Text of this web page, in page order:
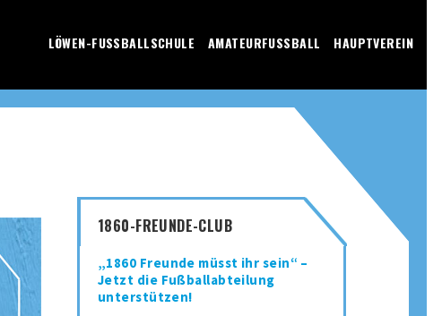
LÖWEN-FUSSBALLSCHULE AMATEURFUSSBALL HAUPTVEREIN
1860-FREUNDE-CLUB
„1860 Freunde müsst ihr sein“ –
Jetzt die Fußballabteilung
unterstützen!